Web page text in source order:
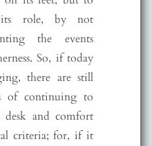
its role, by not
the events
So, if today
there are still
of continuing to
and comfort
criteria; for, if it